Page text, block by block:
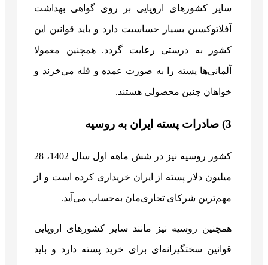
سایر کشورهای اروپایی بر روی گواهی بهداشت
آفلاتوکسین بسیار حساسیت دارد و باید قوانین این
کشور به درستی رعایت گردد. همچنین معمولا
آلمانی‌ها پسته را به صورت عمده و فله می‌خرند و
خواهان چنین محصولی هستند.
3) صادرات پسته ایران به روسیه
کشور روسیه نیز در شش ماهه اول سال 1402، 28
میلیون دلار پسته از ایران خریداری کرده است و از
مهم‌ترین شرکای تجاری‌مان به‌حساب می‌آید.
همچنین روسیه نیز مانند سایر کشورهای اروپایی
قوانین سختگیرانه‌ای برای خرید پسته دارد و باید